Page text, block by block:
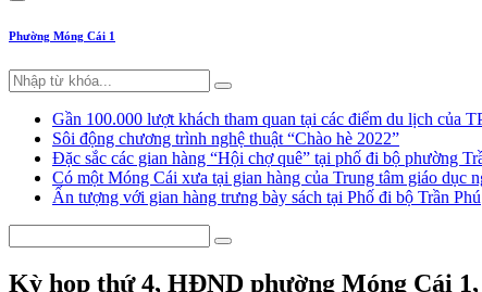
Phường Móng Cái 1
Gần 100.000 lượt khách tham quan tại các điểm du lịch của
Sôi động chương trình nghệ thuật “Chào hè 2022”
Đặc sắc các gian hàng “Hội chợ quê” tại phố đi bộ phường
Có một Móng Cái xưa tại gian hàng của Trung tâm giáo dục
Ấn tượng với gian hàng trưng bày sách tại Phố đi bộ Trần Phú
Kỳ họp thứ 4, HĐND phường Móng Cái